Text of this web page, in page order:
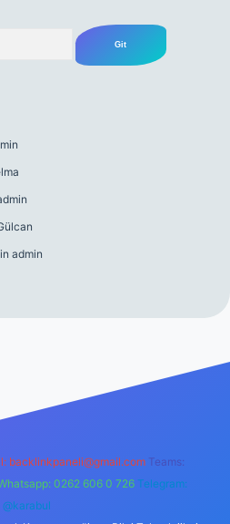
admin
backlinkpaneli@gmail.com Teams:
0262 606 0 726 Telegram:
@karabul